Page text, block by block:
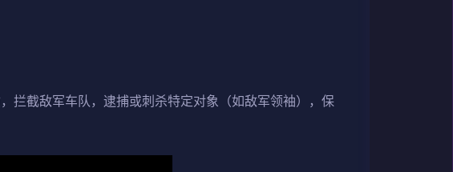
拦截敌军车队，逮捕或刺杀特定对象（如敌军领袖），保